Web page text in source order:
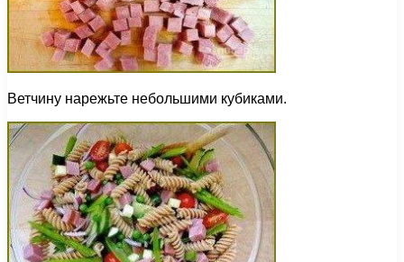
Ветчину нарежьте небольшими кубиками.